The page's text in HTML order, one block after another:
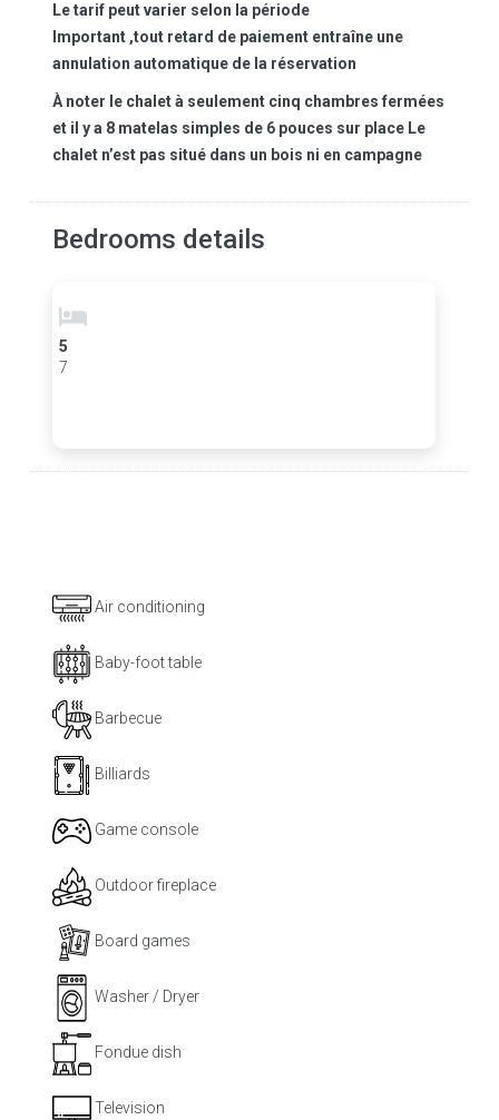
Le tarif peut varier selon la période
Important ,tout retard de paiement entraîne une
annulation automatique de la réservation
À noter le chalet à seulement cinq chambres fermées
et il y a 8 matelas simples de 6 pouces sur place Le
chalet n’est pas situé dans un bois ni en campagne
Bedrooms details
5
7
Air conditioning
Baby-foot table
Barbecue
Billiards
Game console
Outdoor fireplace
Board games
Washer / Dryer
Fondue dish
Television